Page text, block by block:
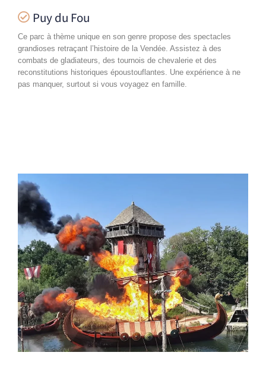
Puy du Fou
Ce parc à thème unique en son genre propose des spectacles
grandioses retraçant l’histoire de la Vendée. Assistez à des
combats de gladiateurs, des tournois de chevalerie et des
reconstitutions historiques époustouflantes. Une expérience à ne
pas manquer, surtout si vous voyagez en famille.